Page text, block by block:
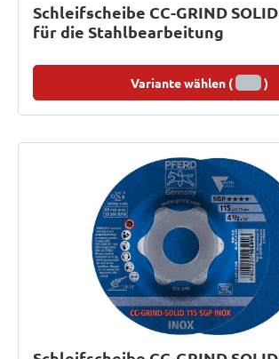
Schleifscheibe CC-GRIND SOLID
für die Stahlbearbeitung
Variante wählen ( )